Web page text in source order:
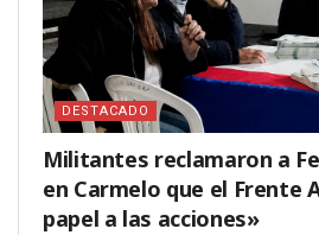
DESTACADO
Militantes reclamaron a
en Carmelo que el Frente
papel a las acciones»